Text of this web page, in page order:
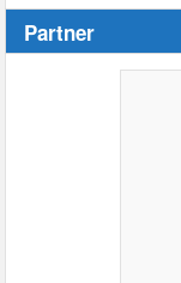
Partner